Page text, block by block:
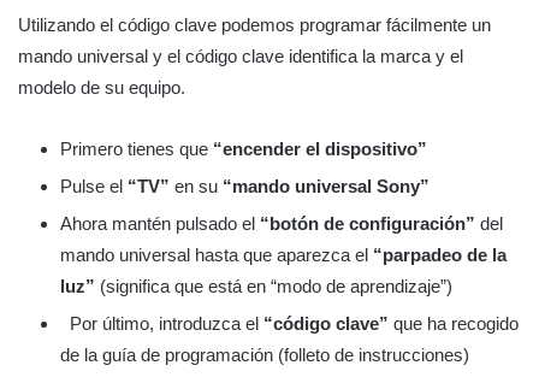
Utilizando el código clave podemos programar fácilmente un
mando universal y el código clave identifica la marca y el
modelo de su equipo.
Primero tienes que “encender el dispositivo”
Pulse el “TV” en su “mando universal Sony”
Ahora mantén pulsado el “botón de configuración” del
mando universal hasta que aparezca el “parpadeo de la
luz” (significa que está en “modo de aprendizaje”)
Por último, introduzca el “código clave” que ha recogido
de la guía de programación (folleto de instrucciones)